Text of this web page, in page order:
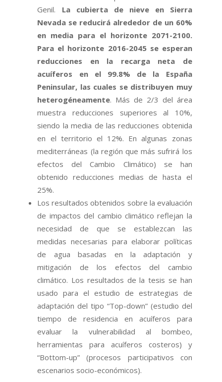
Genil. La cubierta de nieve en Sierra
Nevada se reducirá alrededor de un 60%
en media para el horizonte 2071-2100.
Para el horizonte 2016-2045 se esperan
reducciones en la recarga neta de
acuíferos en el 99.8% de la España
Peninsular, las cuales se distribuyen muy
heterogéneamente. Más de 2/3 del área
muestra reducciones superiores al 10%,
siendo la media de las reducciones obtenida
en el territorio el 12%. En algunas zonas
mediterráneas (la región que más sufrirá los
efectos del Cambio Climático) se han
obtenido reducciones medias de hasta el
25%.
Los resultados obtenidos sobre la evaluación
de impactos del cambio climático reflejan la
necesidad de que se establezcan las
medidas necesarias para elaborar políticas
de agua basadas en la adaptación y
mitigación de los efectos del cambio
climático. Los resultados de la tesis se han
usado para el estudio de estrategias de
adaptación del tipo “Top-down” (estudio del
tiempo de residencia en acuíferos para
evaluar la vulnerabilidad al bombeo,
herramientas para acuíferos costeros) y
“Bottom-up” (procesos participativos con
escenarios socio-económicos).